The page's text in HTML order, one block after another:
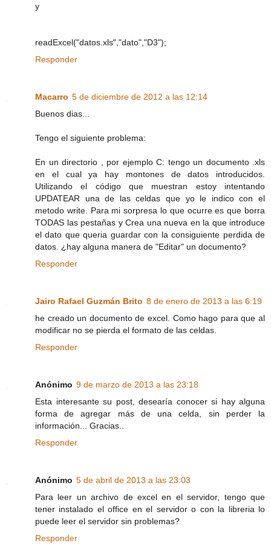
y
readExcel("datos.xls","dato","D3");
Responder
Macarro 5 de diciembre de 2012 a las 12:14
Buenos dias...
Tengo el siguiente problema:
En un directorio , por ejemplo C: tengo un documento .xls
en el cual ya hay montones de datos introducidos.
Utilizando el código que muestran estoy intentando
UPDATEAR una de las celdas que yo le indico con el
metodo write. Para mi sorpresa lo que ocurre es que borra
TODAS las pestañas y Crea una nueva en la que introduce
el dato que queria guardar con la consiguiente perdida de
datos. ¿hay alguna manera de "Editar" un documento?
Responder
Jairo Rafael Guzmán Brito 8 de enero de 2013 a las 6:19
he creado un documento de excel. Como hago para que al
modificar no se pierda el formato de las celdas.
Responder
Anónimo 9 de marzo de 2013 a las 23:18
Esta interesante su post, desearía conocer si hay alguna
forma de agregar más de una celda, sin perder la
información... Gracias..
Responder
Anónimo 5 de abril de 2013 a las 23:03
Para leer un archivo de excel en el servidor, tengo que
tener instalado el office en el servidor o con la libreria lo
puede leer el servidor sin problemas?
Responder